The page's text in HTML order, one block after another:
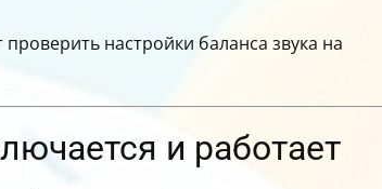
настройки баланса звука на
и работает